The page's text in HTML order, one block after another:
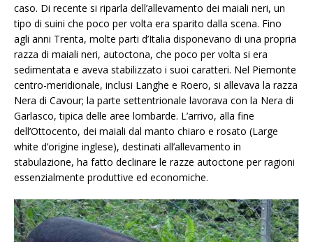
caso. Di recente si riparla dell’allevamento dei maiali neri, un
tipo di suini che poco per volta era sparito dalla scena. Fino
agli anni Trenta, molte parti d’Italia disponevano di una propria
razza di maiali neri, autoctona, che poco per volta si era
sedimentata e aveva stabilizzato i suoi caratteri. Nel Piemonte
centro-meridionale, inclusi Langhe e Roero, si allevava la razza
Nera di Cavour; la parte settentrionale lavorava con la Nera di
Garlasco, tipica delle aree lombarde. L’arrivo, alla fine
dell’Ottocento, dei maiali dal manto chiaro e rosato (Large
white d’origine inglese), destinati all’allevamento in
stabulazione, ha fatto declinare le razze autoctone per ragioni
essenzialmente produttive ed economiche.